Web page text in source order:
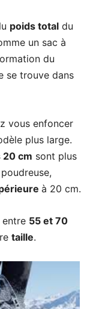
poids total du
un sac à
du
se trouve dans
vous enfoncer
plus large.
20 cm sont plus
à 20 cm.
entre 55 et 70
taille.